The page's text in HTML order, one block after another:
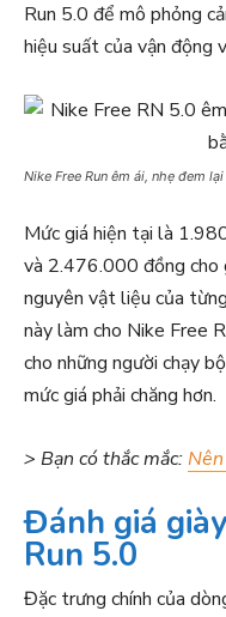
Run 5.0 để mô phỏng
hiệu suất của vận động
Nike Free Run êm ái, nhẹ đem
Mức giá hiện tại là
và 2.476.000 đồng cho
nguyên vật liệu của
này làm cho Nike Free
cho những người chạy
mức giá phải chăng hơn.
> Bạn có thắc mắc:
Đánh giá
Run 5.0
Đặc trưng chính của